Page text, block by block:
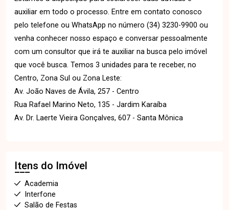
auxiliar em todo o processo. Entre em contato conosco
pelo telefone ou WhatsApp no número (34) 3230-9900 ou
venha conhecer nosso espaço e conversar pessoalmente
com um consultor que irá te auxiliar na busca pelo imóvel
que você busca. Temos 3 unidades para te receber, no
Centro, Zona Sul ou Zona Leste:
Av. João Naves de Ávila, 257 - Centro
Rua Rafael Marino Neto, 135 - Jardim Karaíba
Av. Dr. Laerte Vieira Gonçalves, 607 - Santa Mônica
Itens do Imóvel
Academia
Interfone
Salão de Festas